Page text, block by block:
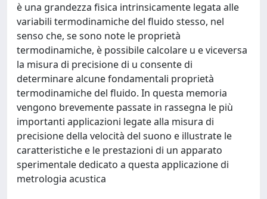
è una grandezza fisica intrinsicamente legata alle
variabili termodinamiche del fluido stesso, nel
senso che, se sono note le proprietà
termodinamiche, è possibile calcolare u e viceversa
la misura di precisione di u consente di
determinare alcune fondamentali proprietà
termodinamiche del fluido. In questa memoria
vengono brevemente passate in rassegna le più
importanti applicazioni legate alla misura di
precisione della velocità del suono e illustrate le
caratteristiche e le prestazioni di un apparato
sperimentale dedicato a questa applicazione di
metrologia acustica